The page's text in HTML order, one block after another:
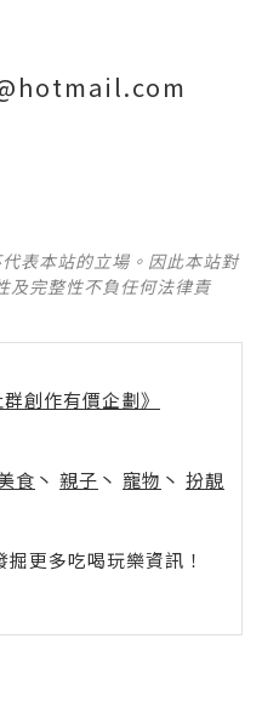
表本站的立場。因此本站對
及完整性不負任何法律責
創作有價企劃》
食 丶 親子 丶 寵物 丶 扮靚
更多吃喝玩樂資訊！